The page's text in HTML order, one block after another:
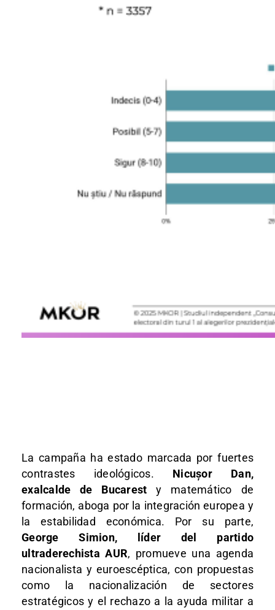
La campaña ha estado marcada por fuertes
contrastes ideológicos. Nicușor Dan,
exalcalde de Bucarest y matemático de
formación, aboga por la integración europea y
la estabilidad económica. Por su parte,
George Simion, líder del partido
ultraderechista AUR, promueve una agenda
nacionalista y euroescéptica, con propuestas
como la nacionalización de sectores
estratégicos y el rechazo a la ayuda militar a